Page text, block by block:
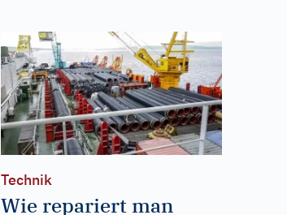
Technik
Wie repariert man